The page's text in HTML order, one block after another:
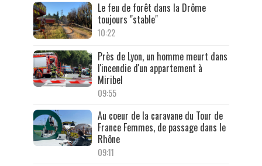
Le feu de forêt dans la Drôme
toujours "stable"
10:22
Près de Lyon, un homme meurt dans
l'incendie d'un appartement à
Miribel
09:55
Au coeur de la caravane du Tour de
France Femmes, de passage dans le
Rhône
09:11